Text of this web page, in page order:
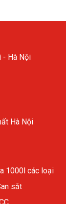
- Hà Nội
Hà Nội
1000l các loại
sắt